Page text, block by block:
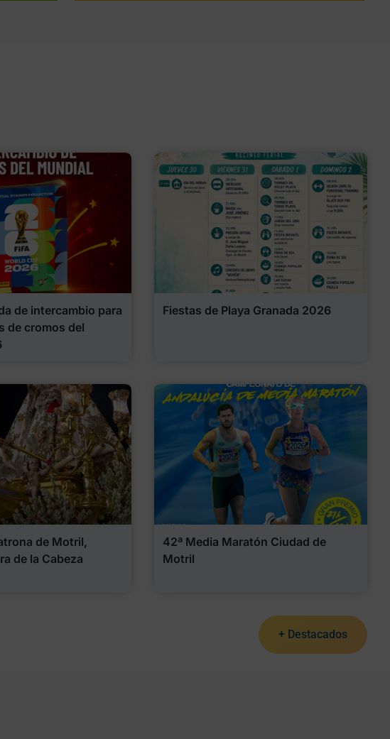
de intercambio para
de cromos del
Fiestas de Playa Granada 2026
de Motril,
de la Cabeza
42ª Media Maratón Ciudad de
Motril
+ Destacados